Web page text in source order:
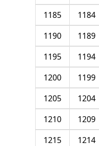
1184
1185
1189
1190
1194
1195
1199
1200
1204
1205
1209
1210
1214
1215